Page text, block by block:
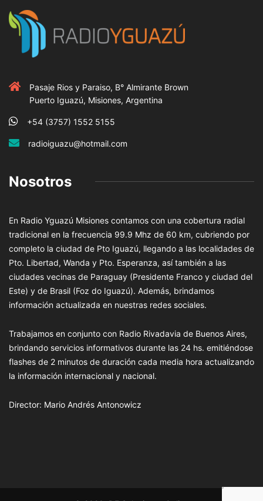
Pasaje Rios y Paraiso, B° Almirante Brown
Puerto Iguazú, Misiones, Argentina
+54 (3757) 1552 5155
radioiguazu@hotmail.com
Nosotros
En Radio Yguazú Misiones contamos con una cobertura radial
tradicional en la frecuencia 99.9 Mhz de 60 km, cubriendo por
completo la ciudad de Pto Iguazú, llegando a las localidades de
Pto. Libertad, Wanda y Pto. Esperanza, así también a las
ciudades vecinas de Paraguay (Presidente Franco y ciudad del
Este) y de Brasil (Foz do Iguazú). Además, brindamos
información actualizada en nuestras redes sociales.
Trabajamos en conjunto con Radio Rivadavia de Buenos Aires,
brindando servicios informativos durante las 24 hs. emitiéndose
flashes de 2 minutos de duración cada media hora actualizando
la información internacional y nacional.
Director: Mario Andrés Antonowicz